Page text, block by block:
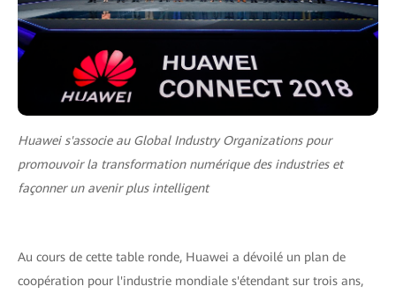
Huawei s'associe au Global Industry Organizations pour
promouvoir la transformation numérique des industries et
façonner un avenir plus intelligent
Au cours de cette table ronde, Huawei a dévoilé un plan de
coopération pour l'industrie mondiale s'étendant sur trois ans,